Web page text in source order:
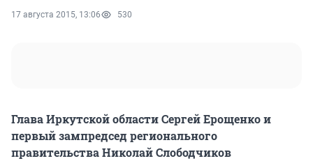
17 августа 2015, 13:06 530
Глава Иркутской области Сергей Ерощенко и
первый зампредсед регионального
правительства Николай Слободчиков